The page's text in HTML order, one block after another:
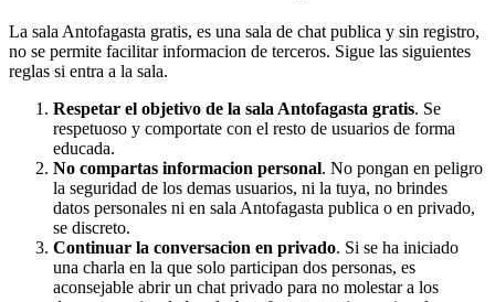
La sala Antofagasta gratis, es una sala de chat publica y sin registro,
no se permite facilitar informacion de terceros. Sigue las siguientes
reglas si entra a la sala.
Respetar el objetivo de la sala Antofagasta gratis. Se
respetuoso y comportate con el resto de usuarios de forma
educada.
No compartas informacion personal. No pongan en peligro
la seguridad de los demas usuarios, ni la tuya, no brindes
datos personales ni en sala Antofagasta publica o en privado,
se discreto.
Continuar la conversacion en privado. Si se ha iniciado
una charla en la que solo participan dos personas, es
aconsejable abrir un chat privado para no molestar a los